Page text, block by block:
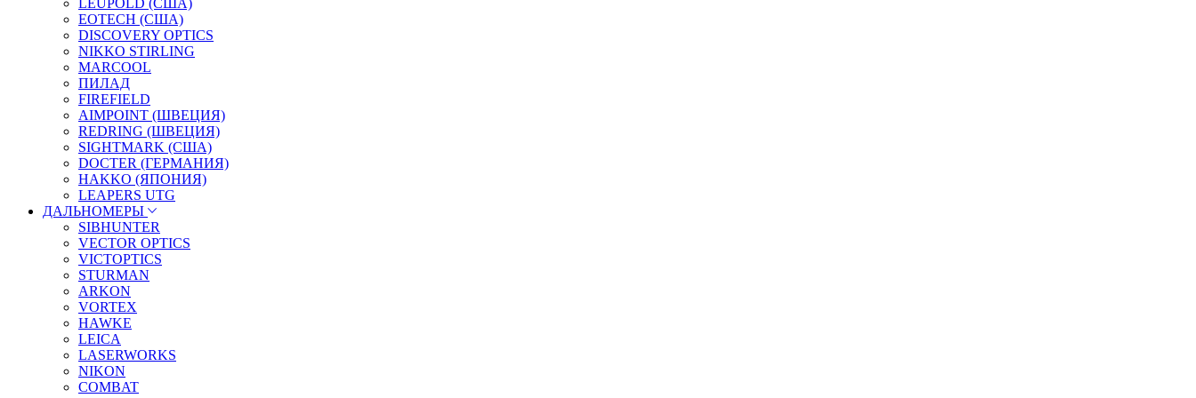
LEUPOLD (США)
EOTECH (США)
DISCOVERY OPTICS
NIKKO STIRLING
MARCOOL
ПИЛАД
FIREFIELD
AIMPOINT (ШВЕЦИЯ)
REDRING (ШВЕЦИЯ)
SIGHTMARK (США)
DOCTER (ГЕРМАНИЯ)
HAKKO (ЯПОНИЯ)
LEAPERS UTG
ДАЛЬНОМЕРЫ
SIBHUNTER
VECTOR OPTICS
VICTOPTICS
STURMAN
ARKON
VORTEX
HAWKE
LEICA
LASERWORKS
NIKON
COMBAT